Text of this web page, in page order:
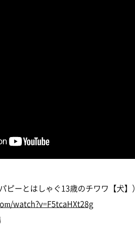
ーとはしゃぐ13歳のチワワ【犬】）
watch?v=F5tcaHXt28g